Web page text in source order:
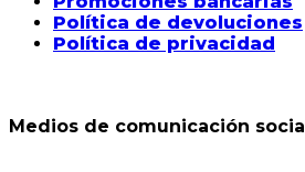
Política de devoluciones
Política de privacidad
Medios de comunicación social